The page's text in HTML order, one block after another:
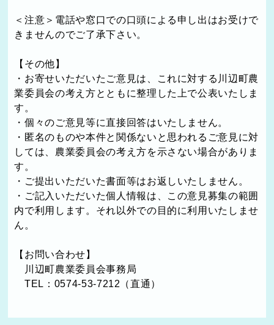
＜注意＞電話や窓口での口頭による申し出はお受けで
きませんのでご了承下さい。
【その他】
・お寄せいただいたご意見は、これに対する川辺町農
業委員会の考え方とともに整理した上で公表いたしま
す。
・個々のご意見等に直接回答はいたしません。
・匿名のものや本件と関係ないと思われるご意見に対
しては、農業委員会の考え方を示さない場合がありま
す。
・ご提出いただいた書面等はお返しいたしません。
・ご記入いただいた個人情報は、この意見募集の範囲
内で利用します。それ以外での目的に利用いたしませ
ん。
【お問い合わせ】
川辺町農業委員会事務局
TEL：0574-53-7212（直通）